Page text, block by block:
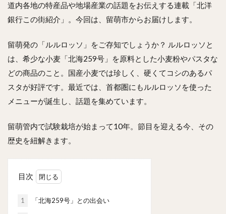
道内各地の特産品や地場産業の話題をお伝えする連載「北洋
銀行この街紹介」。今回は、留萌市からお届けします。
留萌発の「ルルロッソ」をご存知でしょうか？ ルルロッソと
は、希少な小麦「北海259号」を原料とした小麦粉やパスタな
どの商品のこと。国産小麦では珍しく、硬くてコシのあるパ
スタが好評です。最近では、首都圏にもルルロッソを使った
メニューが誕生し、話題を集めています。
留萌管内で試験栽培が始まって10年。節目を迎える今、その
歴史を紐解きます。
目次
1 「北海259号」との出会い